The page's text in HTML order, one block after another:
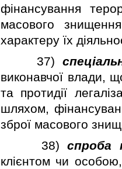
фiнансування
масового
характеру їх
37)
виконавчої влади,
та протидiї
шляхом,
зброї масового
38)спроба
клiєнтом чи